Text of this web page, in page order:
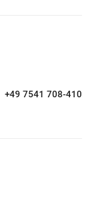
+49 7541 708-410